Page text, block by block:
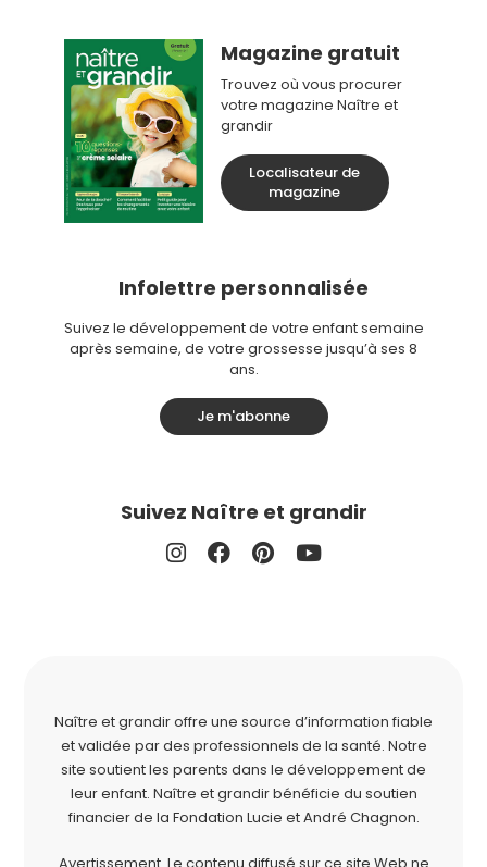
Magazine gratuit
Trouvez où vous procurer
votre magazine Naître et
grandir
Localisateur de
magazine
Infolettre personnalisée
Suivez le développement de votre enfant semaine
après semaine, de votre grossesse jusqu’à ses 8
ans.
Je m'abonne
Suivez Naître et grandir
Naître et grandir offre une source d’information fiable
et validée par des professionnels de la santé. Notre
site soutient les parents dans le développement de
leur enfant. Naître et grandir bénéficie du soutien
financier de la Fondation Lucie et André Chagnon.
Avertissement. Le contenu diffusé sur ce site Web ne